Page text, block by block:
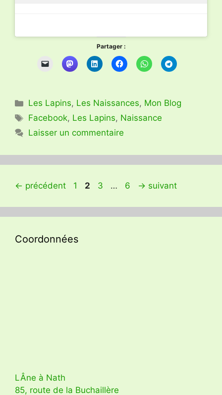
Partager :
Catégories
Les Lapins, Les Naissances, Mon Blog
Étiquettes
Facebook, Les Lapins, Naissance
Laisser un commentaire
← précédent Page
1 Page
2 Page
3 … Page
6 → suivant
Coordonnées
LÂne à Nath
85, route de la Buchaillère